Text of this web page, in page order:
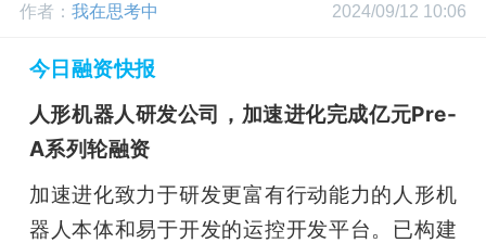
公
开
课
作者： 我在思考中 2024/09/12 10:06
今日融资快报
人形机器人研发公司，加速进化完成亿元Pre-
A系列轮融资
加速进化致力于研发更富有行动能力的人形机
器人本体和易于开发的运控开发平台。已构建